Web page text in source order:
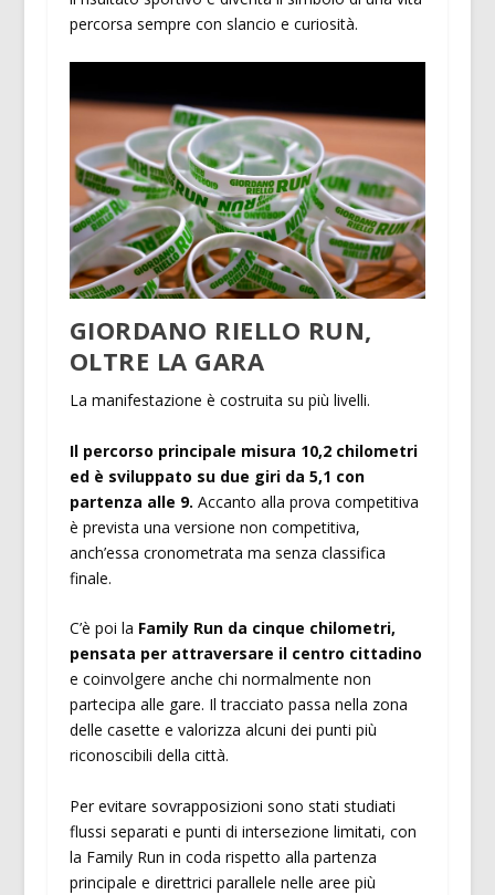
percorsa sempre con slancio e curiosità.
GIORDANO RIELLO RUN,
OLTRE LA GARA
La manifestazione è costruita su più livelli.
Il percorso principale misura 10,2 chilometri
ed è sviluppato su due giri da 5,1 con
partenza alle 9. Accanto alla prova competitiva
è prevista una versione non competitiva,
anch’essa cronometrata ma senza classifica
finale.
C’è poi la Family Run da cinque chilometri,
pensata per attraversare il centro cittadino
e coinvolgere anche chi normalmente non
partecipa alle gare. Il tracciato passa nella zona
delle casette e valorizza alcuni dei punti più
riconoscibili della città.
Per evitare sovrapposizioni sono stati studiati
flussi separati e punti di intersezione limitati, con
la Family Run in coda rispetto alla partenza
principale e direttrici parallele nelle aree più